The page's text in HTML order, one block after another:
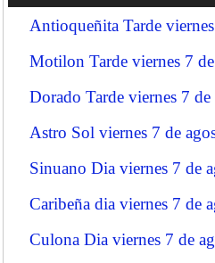
Antioqueñita Tarde
Motilon Tarde viernes 7
Dorado Tarde viernes 7
Astro Sol viernes 7 de
Sinuano Dia viernes 7 de
Caribeña dia viernes 7 de
Culona Dia viernes 7 de